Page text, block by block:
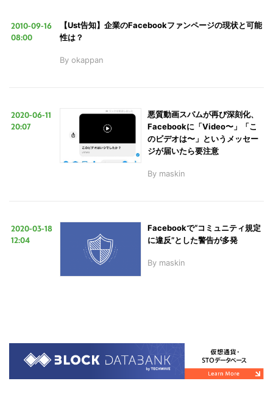
2010-09-16
08:00
【Ust告知】企業のFacebookファンページの現状と可能
性は？
By okappan
2020-06-11
20:07
悪質動画スパムが再び深刻化、
Facebookに「Video〜」「こ
のビデオは〜」というメッセー
ジが届いたら要注意
By maskin
2020-03-18
12:04
Facebookで“コミュニティ規定
に違反”とした警告が多発
By maskin